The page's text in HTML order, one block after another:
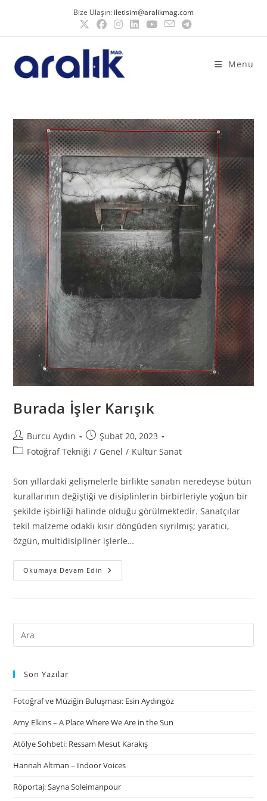
Bize Ulaşın: iletisim@aralikmag.com
Menu
Burada İşler Karışık
Burcu Aydın
Şubat 20, 2023
Fotoğraf Tekniği / Genel / Kültür Sanat
Son yıllardaki gelişmelerle birlikte sanatın neredeyse bütün
kurallarının değiştiği ve disiplinlerin birbirleriyle yoğun bir
şekilde işbirliği halinde olduğu görülmektedir. Sanatçılar
tekil malzeme odaklı kısır döngüden sıyrılmış; yaratıcı,
özgün, multidisipliner işlerle…
Okumaya Devam Edin
Son Yazılar
Fotoğraf ve Müziğin Buluşması: Esin Aydıngöz
Amy Elkins – A Place Where We Are in the Sun
Atölye Sohbeti: Ressam Mesut Karakış
Hannah Altman – Indoor Voices
Röportaj: Sayna Soleimanpour